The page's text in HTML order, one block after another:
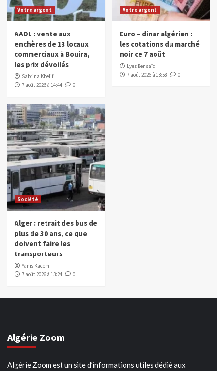
Votre argent
AADL : vente aux
enchères de 13 locaux
commerciaux à Bouira,
les prix dévoilés
Sabrina Khelifi
7 août 2026 à 14:44
0
Votre argent
Euro – dinar algérien :
les cotations du marché
noir ce 7 août
Lyes Bensaïd
7 août 2026 à 13:58
0
Société
Alger : retrait des bus de
plus de 30 ans, ce que
doivent faire les
transporteurs
Yanis Kacem
7 août 2026 à 13:24
0
Algérie Zoom
Algérie Zoom est un site d’informations utiles dédié aux